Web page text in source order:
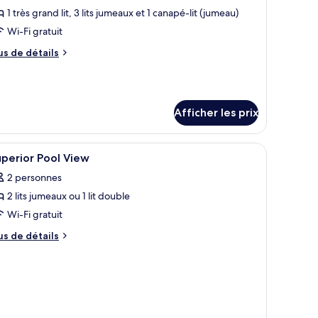
:
1 très grand lit, 3 lits jumeaux et 1 canapé-lit (jumeau)
Wi-Fi gratuit
de détails
Afficher les prix
la salle de bain et un balcon offrant une vue sur la verdure.
portables Coffre-fort, espace de travail pour
19 Pool View
2 personnes
2 lits jumeaux ou 1 lit double
Wi-Fi gratuit
de détails